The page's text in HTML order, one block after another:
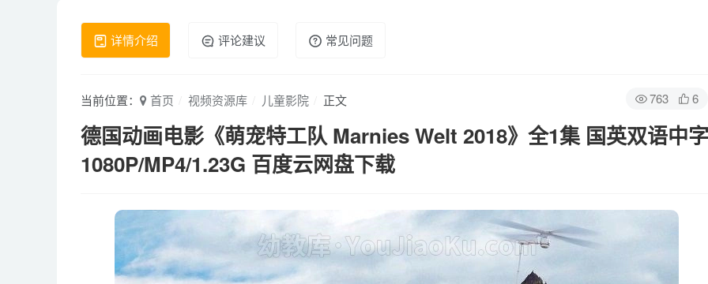
详情介绍 评论建议 常见问题
763 6
当前位置： 首页 视频资源库 儿童影院 正文
德国动画电影《萌宠特工队 Marnies Welt 2018》全1集 国英双语中字
1080P/MP4/1.23G 百度云网盘下载